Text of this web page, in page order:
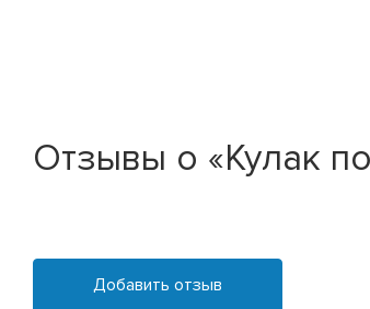
Отзывы о «Кулак
Добавить отзыв